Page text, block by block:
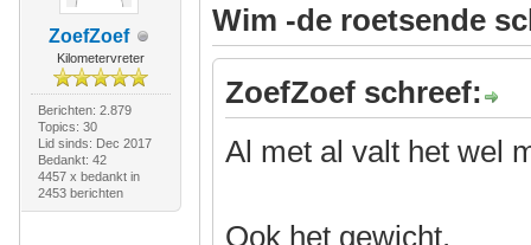
ZoefZoef
Kilometervreter
Berichten: 2.879
Topics: 30
Lid sinds: Dec 2017
Bedankt: 42
4457 x bedankt in
2453 berichten
Wim -de roetsende
ZoefZoef schreef:
Al met al valt het wel
Ook het gewicht.